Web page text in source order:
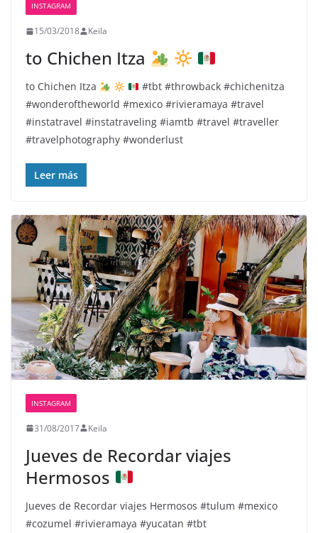
INSTAGRAM
15/03/2018 Keila
to Chichen Itza
to Chichen Itza
#tbt #throwback #chichenitza
#wonderoftheworld #mexico #rivieramaya #travel
#instatravel #instatraveling #iamtb #travel #traveller
#travelphotography #wonderlust
Leer más
INSTAGRAM
31/08/2017 Keila
Jueves de Recordar viajes
Hermosos
Jueves de Recordar viajes Hermosos #tulum #mexico
#cozumel #rivieramaya #yucatan #tbt